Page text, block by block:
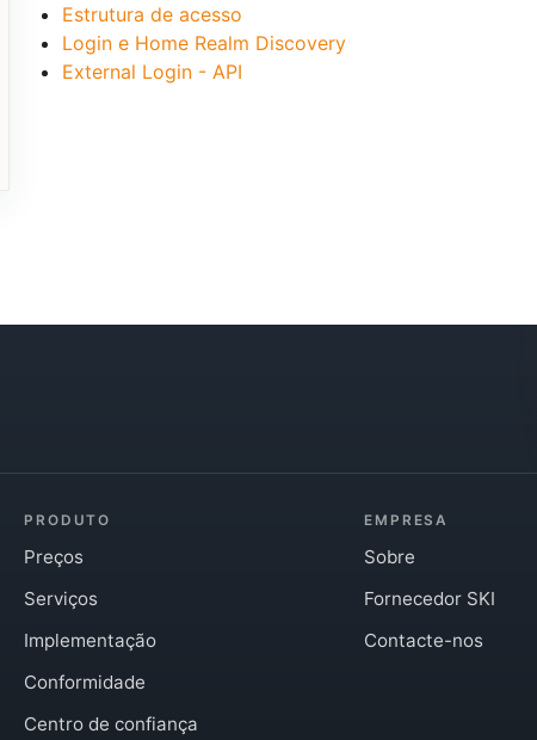
Estrutura de acesso
Login e Home Realm Discovery
External Login - API
PRODUTO
Preços
Serviços
Implementação
Conformidade
Centro de confiança
EMPRESA
Sobre
Fornecedor SKI
Contacte-nos